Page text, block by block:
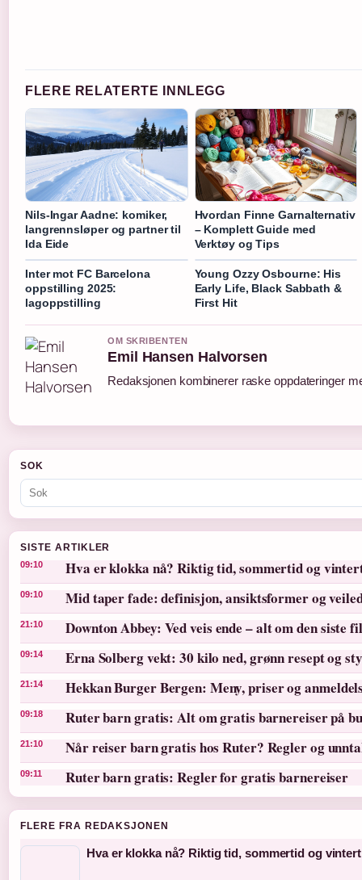
FLERE RELATERTE INNLEGG
Nils-Ingar Aadne: komiker,
langrennsløper og partner til
Ida Eide
Hvordan Finne Garnalternativ
– Komplett Guide med
Verktøy og Tips
Inter mot FC Barcelona
oppstilling 2025:
lagoppstilling
Young Ozzy Osbourne: His
Early Life, Black Sabbath &
First Hit
OM SKRIBENTEN
Emil Hansen Halvorsen
Redaksjonen kombinerer raske oppdateringer
SOK
SISTE ARTIKLER
09:10 Hva er klokka nå? Riktig tid, sommertid og
09:10 Mid taper fade: definisjon, ansiktsformer og
21:10 Downton Abbey: Ved veis ende – alt om den siste
09:14 Erna Solberg vekt: 30 kilo ned, grønn resept og
21:14 Hekkan Burger Bergen: Meny, priser og
09:18 Ruter barn gratis: Alt om gratis barnereiser på
21:10 Når reiser barn gratis hos Ruter? Regler og
09:11 Ruter barn gratis: Regler for gratis barnereiser
FLERE FRA REDAKSJONEN
Hva er klokka nå? Riktig tid, sommertid og